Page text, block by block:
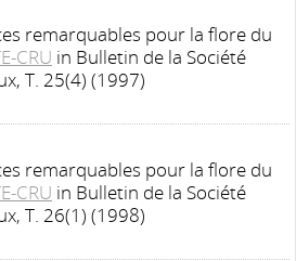
remarquables pour la flore du
CRU in Bulletin de la Société
T. 25(4) (1997)
remarquables pour la flore du
CRU in Bulletin de la Société
T. 26(1) (1998)